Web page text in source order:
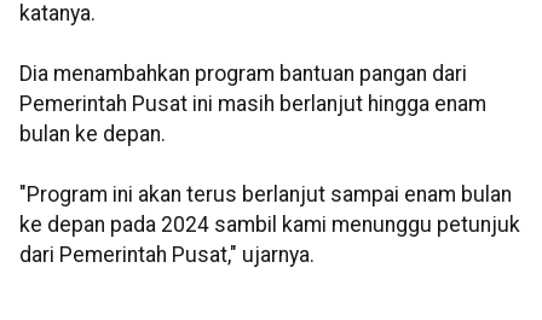
katanya.
Dia menambahkan program bantuan pangan dari
Pemerintah Pusat ini masih berlanjut hingga enam
bulan ke depan.
"Program ini akan terus berlanjut sampai enam bulan
ke depan pada 2024 sambil kami menunggu petunjuk
dari Pemerintah Pusat," ujarnya.